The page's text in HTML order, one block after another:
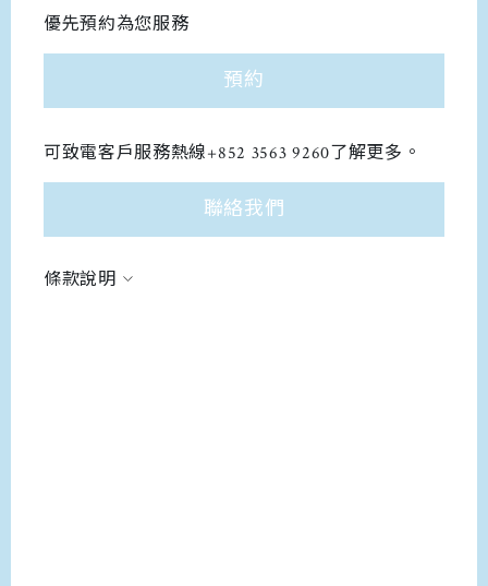
優先預約為您服務
預約
可致電客戶服務熱線+852 3563 9260了解更多。
聯絡我們
條款說明